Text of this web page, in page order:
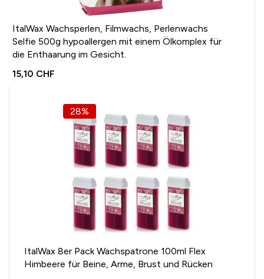
ItalWax Wachsperlen, Filmwachs, Perlenwachs
Selfie 500g hypoallergen mit einem Ölkomplex für
die Enthaarung im Gesicht.
15,10 CHF
28%
ItalWax 8er Pack Wachspatrone 100ml Flex
Himbeere für Beine, Arme, Brust und Rücken